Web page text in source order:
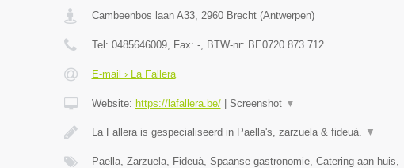
Cambeenbos laan A33, 2960 Brecht(Antwerpen)
Tel: 0485646009, Fax: -, BTW-nr: BE0720.873.712
E-mail › La Fallera
Website: https://lafallera.be/| Screenshot ▼
La Fallera is gespecialiseerd in Paella's, zarzuela & fideuà. ▼
Paella, Zarzuela, Fideuà, Spaanse gastronomie, Catering aan huis,